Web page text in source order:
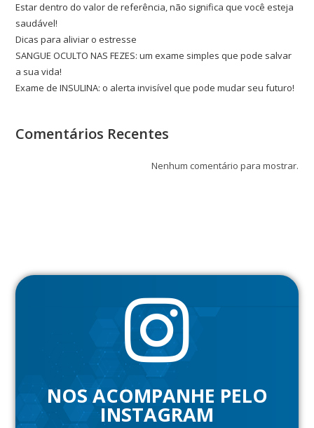
Estar dentro do valor de referência, não significa que você esteja
saudável!
Dicas para aliviar o estresse
SANGUE OCULTO NAS FEZES: um exame simples que pode salvar
a sua vida!
Exame de INSULINA: o alerta invisível que pode mudar seu futuro!
Comentários Recentes
Nenhum comentário para mostrar.
NOS ACOMPANHE PELO
INSTAGRAM